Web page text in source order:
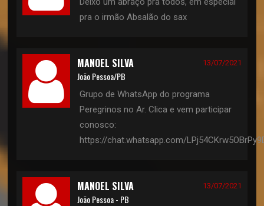
pra o irmão Absalão do sax
MANOEL SILVA 13/07/2021
João Pessoa/PB
Grupo de WhatsApp do programa
Peregrinos no Ar. Clica e vem participar
conosco:
https://chat.whatsapp.com/
MANOEL SILVA 13/07/2021
João Pessoa - PB